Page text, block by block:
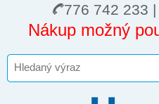
776 742 233
Nákup možný